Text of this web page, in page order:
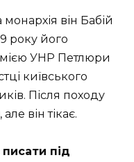
він Бабій
року його
УНР Петлюри
київського
Після походу
він тікає.
під